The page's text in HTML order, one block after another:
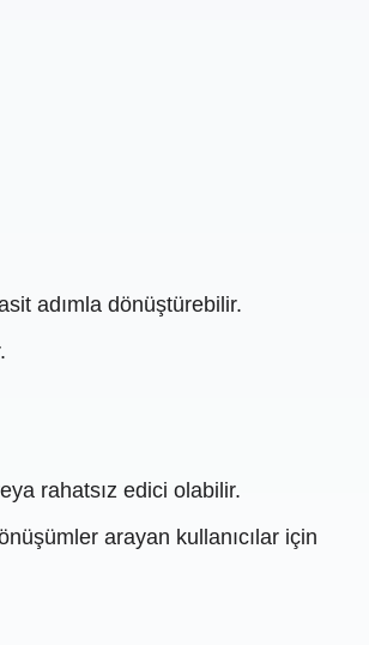
adımla dönüştürebilir.
rahatsız edici olabilir.
arayan kullanıcılar için